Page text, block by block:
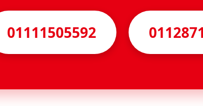
01111505592